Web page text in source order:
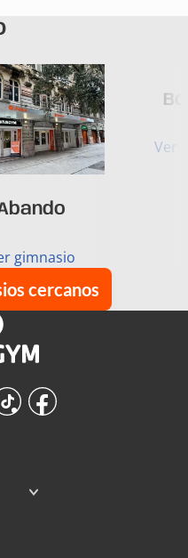
gimnasio
Ver
cercanos
Facebook